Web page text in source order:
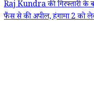
Raj Kundra की गिरफ्तारी के
फैंस से की अपील, हंगामा 2 को